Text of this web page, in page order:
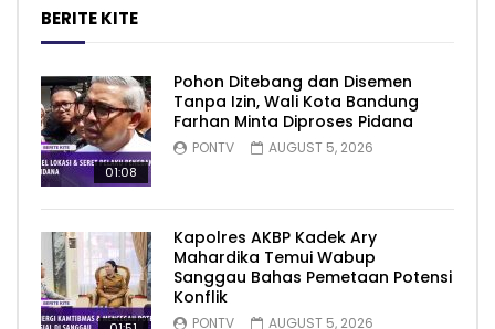
BERITE KITE
01:08
Pohon Ditebang dan Disemen
Tanpa Izin, Wali Kota Bandung
Farhan Minta Diproses Pidana
PONTV AUGUST 5, 2026
Kapolres AKBP Kadek Ary
Mahardika Temui Wabup
Sanggau Bahas Pemetaan Potensi
Konflik
PONTV AUGUST 5, 2026